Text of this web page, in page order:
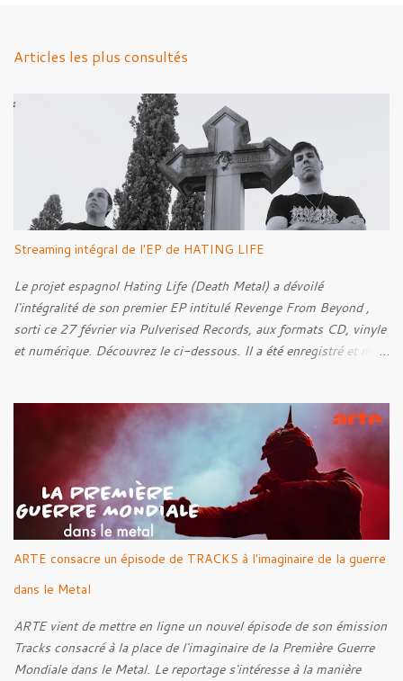
Articles les plus consultés
Streaming intégral de l'EP de HATING LIFE
Le projet espagnol Hating Life (Death Metal) a dévoilé
l'intégralité de son premier EP intitulé Revenge From Beyond ,
sorti ce 27 février via Pulverised Records, aux formats CD, vinyle
et numérique. Découvrez le ci-dessous. Il a été enregistré et mixé
Rebellion Against The Vile 05. Revenge From Beyond 06. The
Sense Of Fear
ARTE consacre un épisode de TRACKS à l'imaginaire de la guerre
dans le Metal
ARTE vient de mettre en ligne un nouvel épisode de son émission
Tracks consacré à la place de l'imaginaire de la Première Guerre
Mondiale dans le Metal. Le reportage s'intéresse à la manière